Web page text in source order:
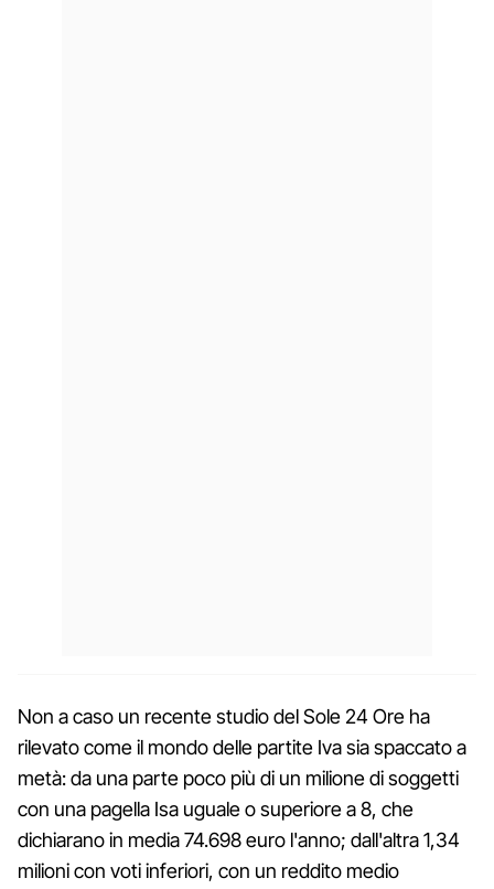
Non a caso un recente studio del Sole 24 Ore ha
rilevato come il mondo delle partite Iva sia spaccato a
metà: da una parte poco più di un milione di soggetti
con una pagella Isa uguale o superiore a 8, che
dichiarano in media 74.698 euro l'anno; dall'altra 1,34
milioni con voti inferiori, con un reddito medio